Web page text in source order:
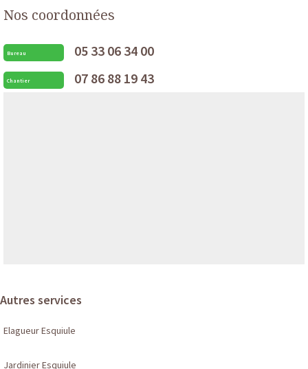
Nos coordonnées
Bureau 05 33 06 34 00
Chantier 07 86 88 19 43
Autres services
Elagueur Esquiule
Jardinier Esquiule